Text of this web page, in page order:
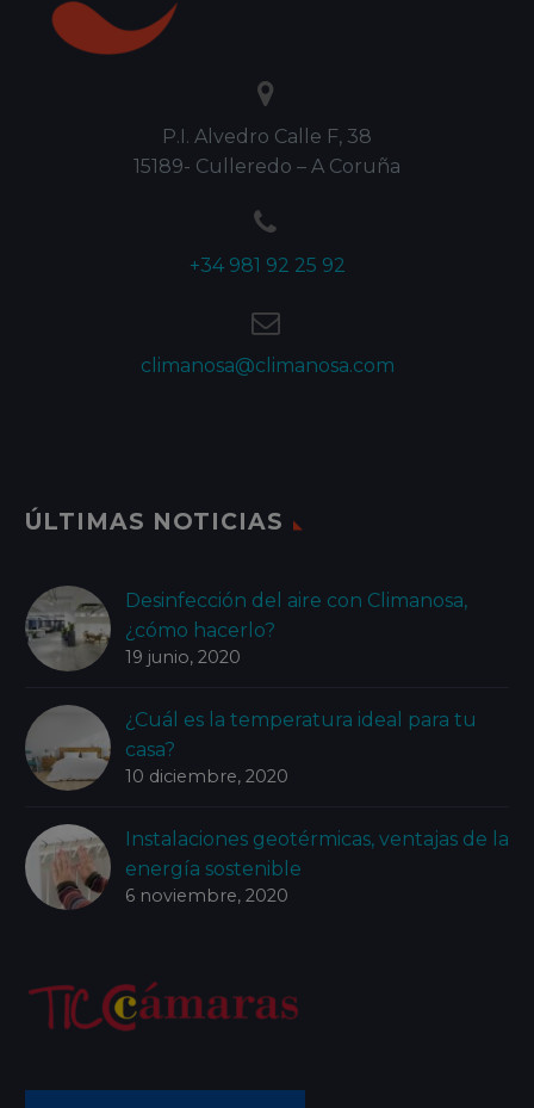


P.I. Alvedro Calle F, 38
15189- Culleredo – A Coruña


+34 981 92 25 92


climanosa@climanosa.com
ÚLTIMAS NOTICIAS
Desinfección del aire con Climanosa,
¿cómo hacerlo?
19 junio, 2020
¿Cuál es la temperatura ideal para tu
casa?
10 diciembre, 2020
Instalaciones geotérmicas, ventajas de la
energía sostenible
6 noviembre, 2020